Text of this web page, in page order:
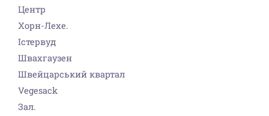
Центр
Хорн-Лехе.
Істервуд
Швахгаузен
Швейцарський квартал
Vegesack
Зал.